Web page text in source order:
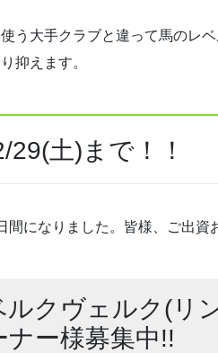
う大手クラブと違って馬のレ
抑えます。
29(土)まで！！
間になりました。皆様、ご出資
ルクヴェルク(リ
ナー様募集中!!